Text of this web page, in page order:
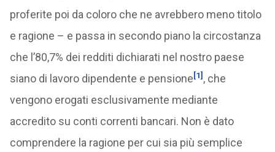
proferite poi da coloro che ne avrebbero meno titolo
e ragione – e passa in secondo piano la circostanza
che l’80,7% dei redditi dichiarati nel nostro paese
siano di lavoro dipendente e pensione[1] , che
vengono erogati esclusivamente mediante
accredito su conti correnti bancari. Non è dato
comprendere la ragione per cui sia più semplice